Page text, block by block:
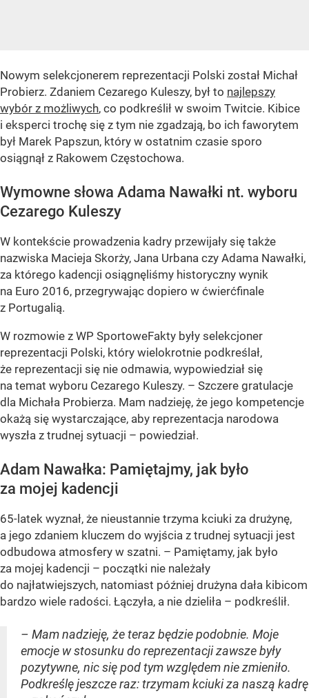
Nowym selekcjonerem reprezentacji Polski został Michał
Probierz. Zdaniem Cezarego Kuleszy, był to najlepszy
wybór z możliwych, co podkreślił w swoim Twitcie. Kibice
i eksperci trochę się z tym nie zgadzają, bo ich faworytem
był Marek Papszun, który w ostatnim czasie sporo
osiągnął z Rakowem Częstochowa.
Wymowne słowa Adama Nawałki nt. wyboru
Cezarego Kuleszy
W kontekście prowadzenia kadry przewijały się także
nazwiska Macieja Skorży, Jana Urbana czy Adama Nawałki,
za którego kadencji osiągnęliśmy historyczny wynik
na Euro 2016, przegrywając dopiero w ćwierćfinale
z Portugalią.
W rozmowie z WP SportoweFakty były selekcjoner
reprezentacji Polski, który wielokrotnie podkreślał,
że reprezentacji się nie odmawia, wypowiedział się
na temat wyboru Cezarego Kuleszy. – Szczere gratulacje
dla Michała Probierza. Mam nadzieję, że jego kompetencje
okażą się wystarczające, aby reprezentacja narodowa
wyszła z trudnej sytuacji – powiedział.
Adam Nawałka: Pamiętajmy, jak było
za mojej kadencji
65-latek wyznał, że nieustannie trzyma kciuki za drużynę,
a jego zdaniem kluczem do wyjścia z trudnej sytuacji jest
odbudowa atmosfery w szatni. – Pamiętamy, jak było
za mojej kadencji – początki nie należały
do najłatwiejszych, natomiast później drużyna dała kibicom
bardzo wiele radości. Łączyła, a nie dzieliła – podkreślił.
– Mam nadzieję, że teraz będzie podobnie. Moje
emocje w stosunku do reprezentacji zawsze były
pozytywne, nic się pod tym względem nie zmieniło.
Podkreślę jeszcze raz: trzymam kciuki za naszą kadrę